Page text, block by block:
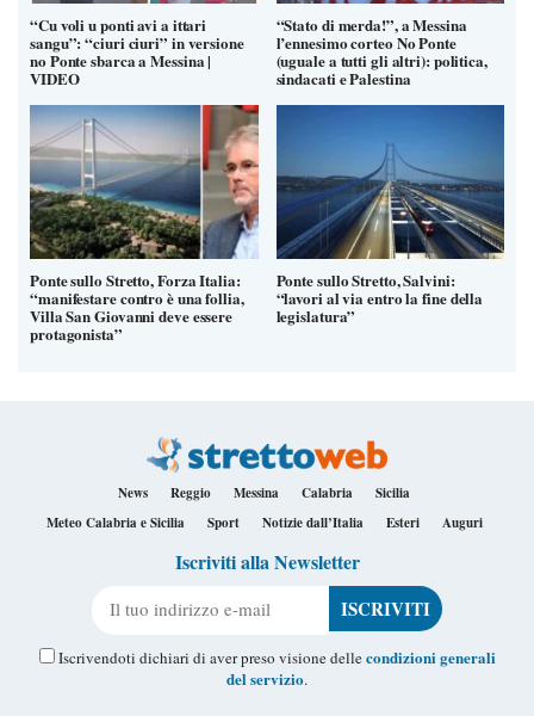
“Cu voli u ponti avi a ittari
sangu”: “ciuri ciuri” in versione
no Ponte sbarca a Messina |
VIDEO
“Stato di merda!”, a Messina
l’ennesimo corteo No Ponte
(uguale a tutti gli altri): politica,
sindacati e Palestina
Ponte sullo Stretto, Forza Italia:
“manifestare contro è una follia,
Villa San Giovanni deve essere
protagonista”
Ponte sullo Stretto, Salvini:
“lavori al via entro la fine della
legislatura”
News Reggio Messina Calabria
Sicilia
Meteo Calabria e Sicilia
Sport Notizie dall’Italia Esteri Auguri
Iscriviti alla Newsletter
Iscrivendoti dichiari di aver preso visione dellecondizioni generali
del servizio.